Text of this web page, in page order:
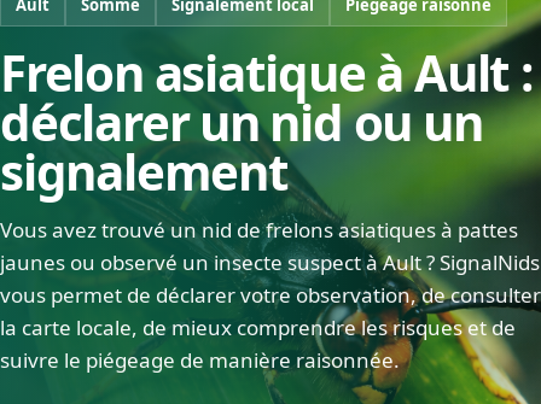
Frelon asiatique à Ault :
déclarer un nid ou un
signalement
Vous avez trouvé un nid de frelons asiatiques à pattes
jaunes ou observé un insecte suspect à Ault ? SignalNids
vous permet de déclarer votre observation, de consulter
la carte locale, de mieux comprendre les risques et de
suivre le piégeage de manière raisonnée.